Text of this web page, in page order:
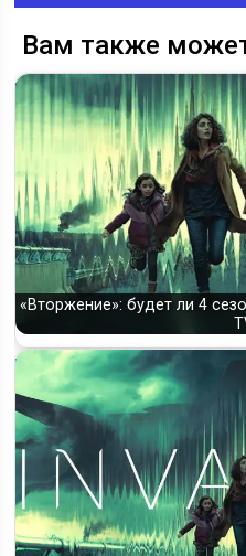
Вам также
«Вторжение»: будет ли 4